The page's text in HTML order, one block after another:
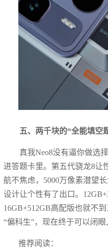
五、两千块的“全能填空
真我Neo8没有逼你做选
进答题卡里。第五代骁龙8让
航不焦虑，5000万像素潜望
设计让个性有了出口。
16GB+512GB高配版也就不
“偏科生”，现在终于可以闭眼
推荐阅读：